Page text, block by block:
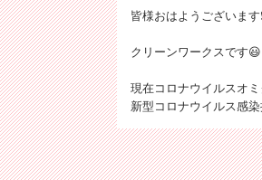
皆様おはようございます
クリーンワークスです
現在コロナウイルスオ
新型コロナウイルス感染